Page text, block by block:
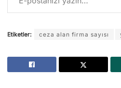
Etiketler: ceza alan firma sayısı